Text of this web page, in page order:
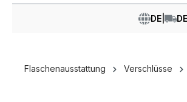
DE DE
Flaschenausstattung Verschlüsse